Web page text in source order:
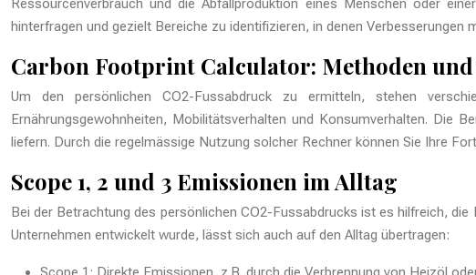
Ressourcenverbrauch und die Abfallproduktion eines Menschen oder
hinterfragen und gezielt Bereiche zu identifizieren, in denen Verbesserungen
Carbon Footprint Calculator: Methoden und
Um den persönlichen CO2-Fussabdruck zu ermitteln, stehen
Ernährungsgewohnheiten, Mobilitätsverhalten und Konsumverhalten. Die
liefern. Durch die regelmässige Nutzung solcher Rechner können Sie Ihre
Scope 1, 2 und 3 Emissionen im Alltag
Bei der Betrachtung des persönlichen CO2-Fussabdrucks ist es hilfreich,
Unternehmen entwickelt wurde, lässt sich auch auf den Alltag übertragen: